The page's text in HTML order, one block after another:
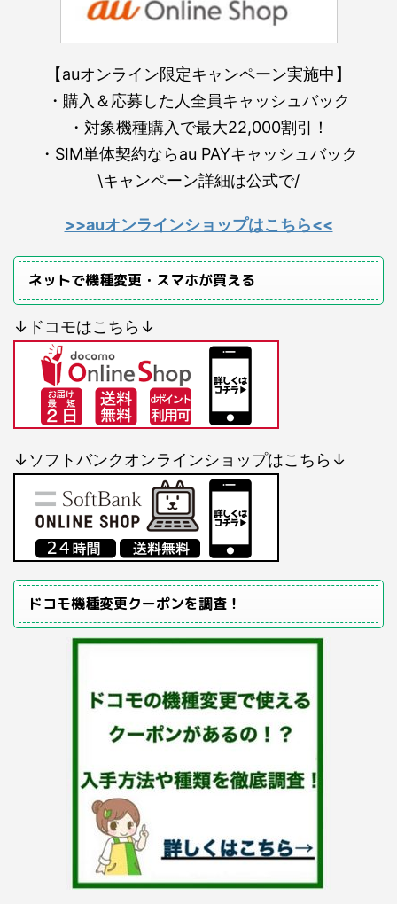
【auオンライン限定キャンペーン実施中】
・購入＆応募した人全員キャッシュバック
・対象機種購入で最大22,000割引！
・SIM単体契約ならau PAYキャッシュバック
\キャンペーン詳細は公式で/
>>auオンラインショップはこちら<<
ネットで機種変更・スマホが買える
↓ドコモはこちら↓
↓ソフトバンクオンラインショップはこちら↓
ドコモ機種変更クーポンを調査！